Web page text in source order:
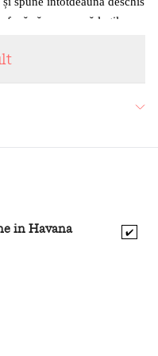
să se supună legilor
poștal, ci îl și ia,
este firul invizibil
pe front, cărți poștale
secreți. Pe nesimțite,
unei femei,
le-a fost sortit să iubească
evocând atmosfera de
care se adresează
✔️
in Havana